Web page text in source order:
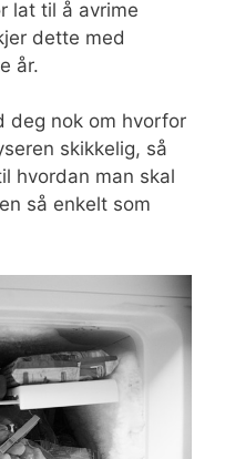
lat til å avrime
dette med
år.
deg nok om hvorfor
skikkelig, så
hvordan man skal
så enkelt som